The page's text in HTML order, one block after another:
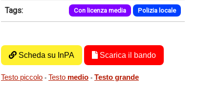
Tags: Con licenza media Polizia locale
Scheda su InPA Scarica il bando
Testo piccolo - Testo medio - Testo grande